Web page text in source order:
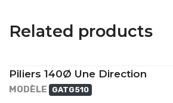
Related products
Piliers 140Ø Une Direction
MODÈLE GATG510